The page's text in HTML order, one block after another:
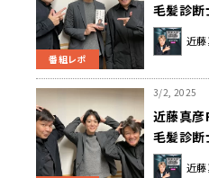
番組レポ
毛髪診
近藤
3/2, 2025
近藤真彦
毛髪診
近藤